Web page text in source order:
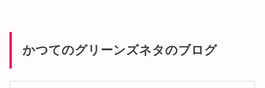
かつてのグリーンズネタのブログ